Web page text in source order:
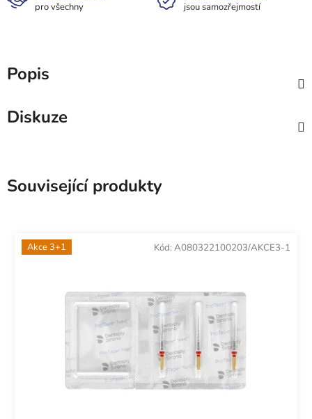
pro všechny jsou samozřejmostí
Popis
Diskuze
Související produkty
Akce 3+1 Kód: A080322100203/AKCE3-1